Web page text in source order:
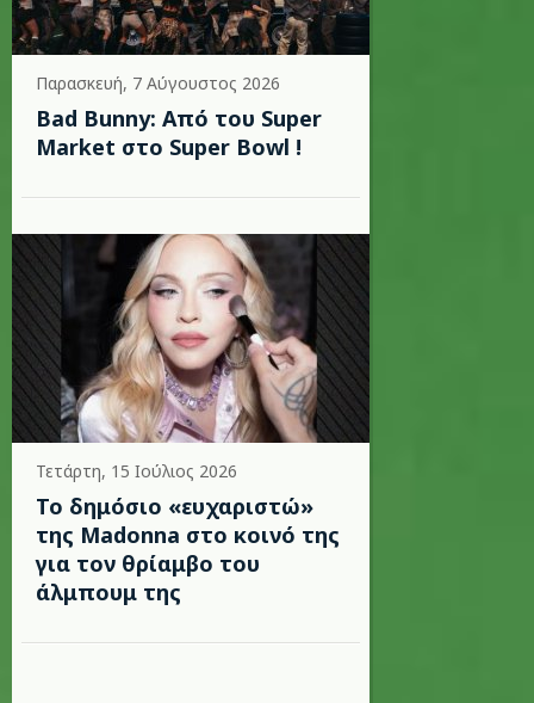
Παρασκευή, 7 Αύγουστος 2026
Bad Bunny: Από του Super
Market στο Super Bowl !
Τετάρτη, 15 Ιούλιος 2026
Το δημόσιο «ευχαριστώ»
της Madonna στο κοινό της
για τον θρίαμβο του
άλμπουμ της